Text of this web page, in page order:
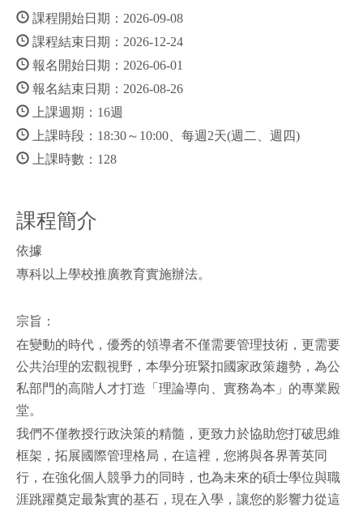
課程開始日期：2026-09-08
課程結束日期：2026-12-24
報名開始日期：2026-06-01
報名結束日期：2026-08-26
上課週期：16週
上課時段：18:30～10:00、每週2天(週二、週四)
上課時數：128
課程簡介
依據
專科以上學校推廣教育實施辦法。
宗旨：
在變動的時代，優秀的領導者不僅需要管理技術，更需要
公共治理的宏觀視野，本學分班緊扣國家政策趨勢，為公
私部門的高階人才打造「理論導向、實務為本」的專業殿
堂。
我們不僅教授行政決策的精髓，更致力於協助您打破思維
框架，拓展國際管理格局，在這裡，您將與各界菁英同
行，在強化個人競爭力的同時，也為未來的碩士學位與職
涯跳躍奠定最紮實的基石，現在入學，讓您的影響力從這